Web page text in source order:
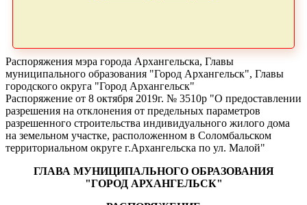
Распоряжения мэра города Архангельска, Главы
муниципального образования "Город Архангельск", Главы
городского округа "Город Архангельск"
Распоряжение от 8 октября 2019г. № 3510р "О предоставлении
разрешения на отклонения от предельных параметров
разрешенного строительства индивидуального жилого дома
на земельном участке, расположенном в Соломбальском
территориальном округе г.Архангельска по ул. Малой"
ГЛАВА МУНИЦИПАЛЬНОГО ОБРАЗОВАНИЯ
"ГОРОД АРХАНГЕЛЬСК"